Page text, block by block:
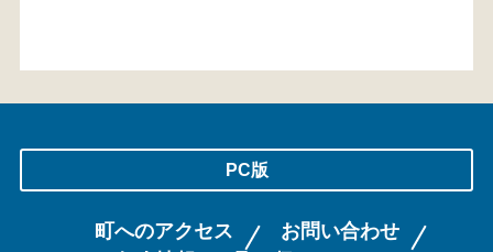
PC版
町へのアクセス
お問い合わせ